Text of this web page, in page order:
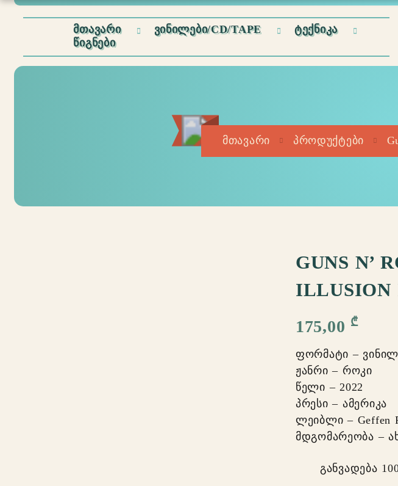
ᲛᲗᲐᲕᲐᲠᲘ ᲕᲘᲜᲘᲚᲔᲑᲘ/CD/TAPE
ᲢᲔᲥᲜᲘᲙᲐ
ᲬᲘᲒᲜᲔᲑᲘ
მთავარი პროდუქტები
GUNS N’
ILLUSION
175,00 ₾
ფორმატი –
ჟანრი – როკი
წელი – 2022
პრესი – ამერიკა
ლეიბლი – Geffen
მდგომარეობა –
განვადება